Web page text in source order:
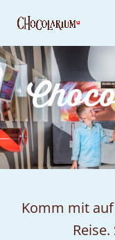
content
Tickets
Dein
Besuch
Komm mit